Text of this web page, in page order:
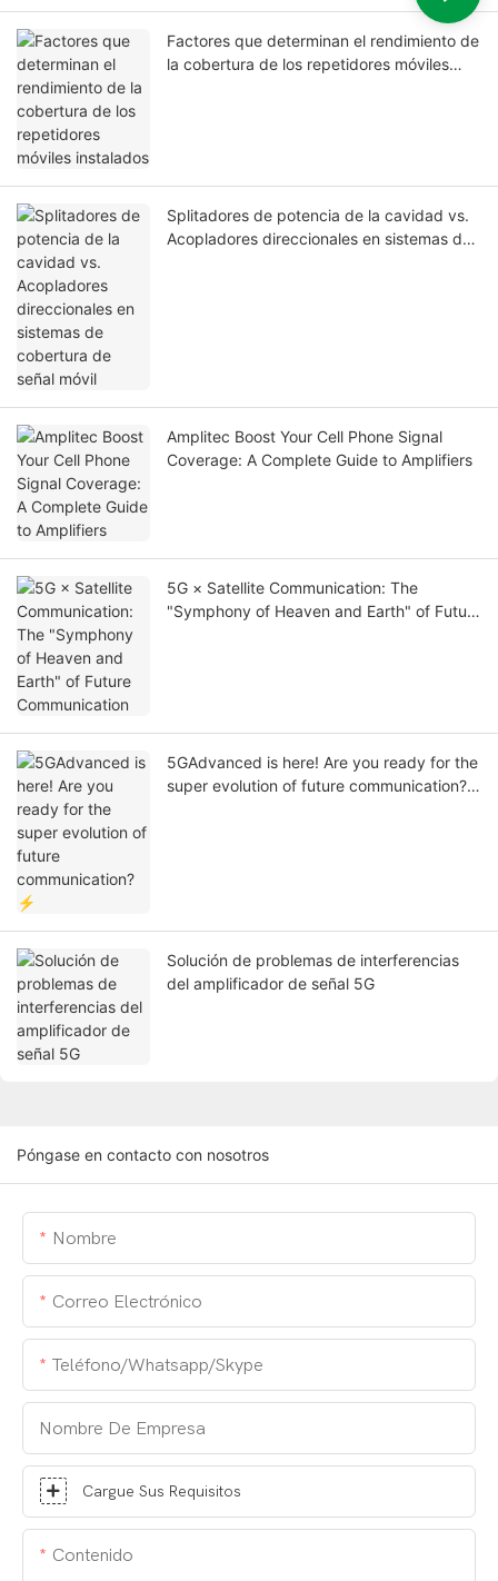
Factores que determinan el rendimiento de
la cobertura de los repetidores móviles
Splitadores de potencia de la cavidad vs.
Acopladores direccionales en sistemas de
Amplitec Boost Your Cell Phone Signal
Coverage: A Complete Guide to Amplifiers
5G × Satellite Communication: The
"Symphony of Heaven and Earth" of Future
5GAdvanced is here! Are you ready for the
super evolution of future communication?
Solución de problemas de interferencias
del amplificador de señal 5G
Póngase en contacto con nosotros
Nombre
Correo Electrónico
Teléfono/whatsapp/skype
Nombre De Empresa
Cargue Sus Requisitos
Contenido